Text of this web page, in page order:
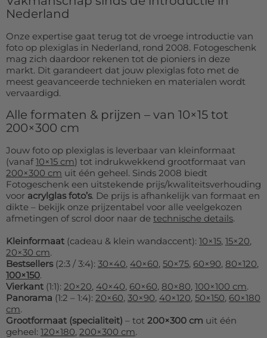
Nederland
Onze expertise gaat terug tot de vroege introductie van
foto op plexiglas in Nederland, rond 2008. Fotogeschenk
mag zich daardoor rekenen tot de pioniers in deze
markt. Dit garandeert dat jouw plexiglas foto met de
meest geavanceerde technieken en materialen wordt
vervaardigd.
Alle formaten & prijzen – van 10×15 tot
200×300 cm
Jouw foto op plexiglas is leverbaar van kleinformaat
(vanaf10×15 cm) tot indrukwekkend grootformaat van
200×300 cm uit één geheel. Sinds 2008 biedt
Fotogeschenk een uitstekende prijs/kwaliteitsverhouding
voor acrylglas foto’s. De prijs is afhankelijk van formaat en
dikte – bekijk onze prijzentabel voor alle veelgekozen
afmetingen of scrol door naar de technische details.
Kleinformaat (cadeau & klein wandaccent): 10×15, 15×20,
20×30 cm.
Bestsellers(2:3 / 3:4): 30×40, 40×60, 50×75, 60×90, 80×120,
100×150.
Vierkant (1:1): 20×20, 40×40, 60×60, 80×80, 100×100 cm.
Panorama (1:2 – 1:4): 20×60, 30×90, 40×120, 50×150, 60×180
cm.
Grootformaat (specialiteit) – tot 200×300 cm uit één
geheel: 120×180, 200×300 cm.